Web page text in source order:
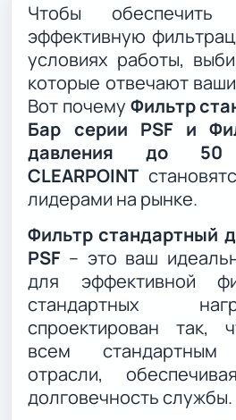
Чтобы
эффективную
условиях работы,
которые отвечают
Вот почему Фильтр
Бар серии PSF и
давления до
CLEARPOINT
лидерами на рынке.
Фильтр стандартный
PSF – это ваш
для эффективной
стандартных
спроектирован так,
всем стандартным
отрасли,
долговечность службы.